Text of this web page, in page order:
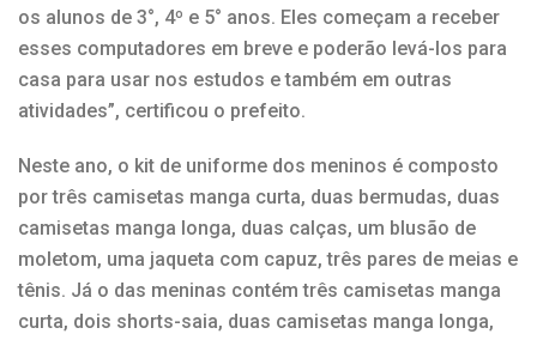
os alunos de 3°, 4º e 5° anos. Eles começam a receber
esses computadores em breve e poderão levá-los para
casa para usar nos estudos e também em outras
atividades”, certificou o prefeito.
Neste ano, o kit de uniforme dos meninos é composto
por três camisetas manga curta, duas bermudas, duas
camisetas manga longa, duas calças, um blusão de
moletom, uma jaqueta com capuz, três pares de meias e
tênis. Já o das meninas contém três camisetas manga
curta, dois shorts-saia, duas camisetas manga longa,